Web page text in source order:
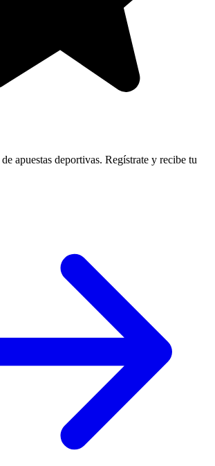
apuestas deportivas. Regístrate y recibe tu